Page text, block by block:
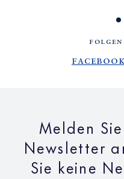
Facebook
Melden
Newsletter
Sie keine